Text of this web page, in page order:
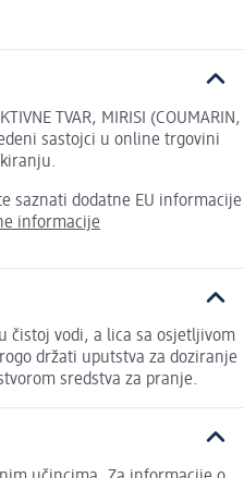
TVAR, MIRISI (COUMARIN,
sastojci u online trgovini
saznati dodatne EU informacije
informacije
čistoj vodi, a lica sa osjetljivom
držati uputstva za doziranje
sredstva za pranje.